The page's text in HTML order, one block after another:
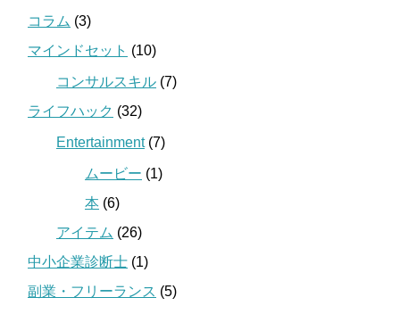
コラム (3)
マインドセット (10)
コンサルスキル (7)
ライフハック (32)
Entertainment(7)
ムービー (1)
本 (6)
アイテム (26)
中小企業診断士 (1)
副業・フリーランス (5)